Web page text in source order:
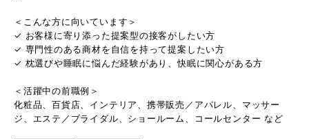
＜こんな方に向いています＞
✓ お客様に寄り添った提案型の接客がしたい方
✓ 専門性のある商材を自信を持って提案したい方
✓ 枕選びや睡眠に悩んだ経験があり、快眠に関心がある方
＜活躍中の前職例＞
化粧品、百貨店、インテリア、携帯販売／アパレル、マッサー
ジ、エステ／ブライダル、ショールーム、コールセンター など